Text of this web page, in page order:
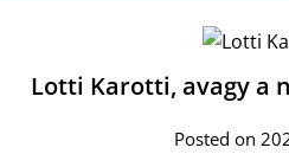
Lotti Karotti, avagy a
Posted on